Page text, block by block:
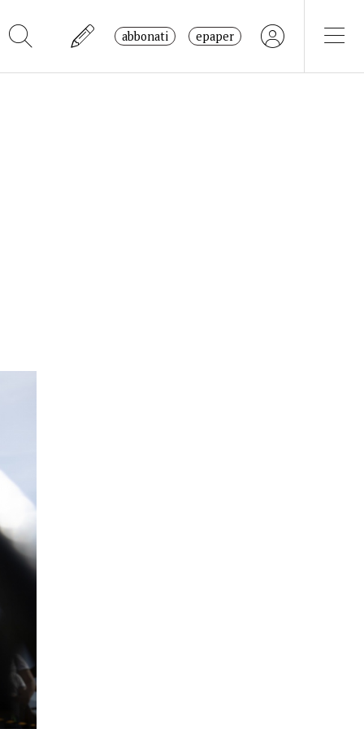
abbonati epaper